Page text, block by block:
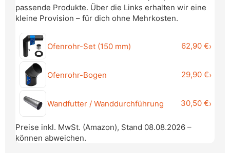
passende Produkte. Über die Links erhalten wir eine
kleine Provision – für dich ohne Mehrkosten.
Ofenrohr-Set (150 mm) 62,90 €›
Ofenrohr-Bogen 29,90 €›
Wandfutter / Wanddurchführung 30,50 €›
Preise inkl. MwSt. (Amazon), Stand 08.08.2026 –
können abweichen.